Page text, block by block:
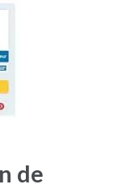
de